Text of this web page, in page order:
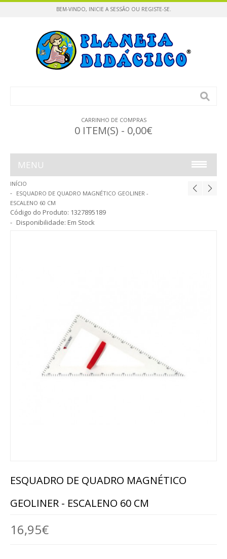
BEM-VINDO, INICIE A SESSÃO OU REGISTE-SE.
CARRINHO DE COMPRAS
0 ITEM(S) - 0,00€
MENU
INFÂNCIA
CONSTRUÇÕES / PUZZLES
EDUCAÇÃO INCLUSIVA
LEGO / FEBER
FAZ DE CONTA
MALAS DE VIAGEM
BRINQUEDOS / DIVERSOS / ...
MOBILIÁRIO
INÍCIO
ESQUADRO DE QUADRO MAGNÉTICO GEOLINER -
ESCALENO 60 CM
Código do Produto: 1327895189
Disponibilidade: Em Stock
ESQUADRO DE QUADRO MAGNÉTICO
GEOLINER - ESCALENO 60 CM
16,95€